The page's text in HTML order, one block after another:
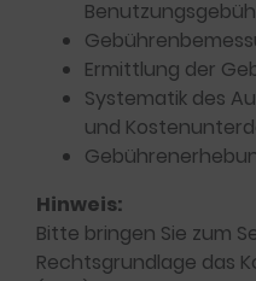
Ermittlung der
Systematik des
und
Hinweis:
Bitte bringen Sie zum
Rechtsgrundlage das